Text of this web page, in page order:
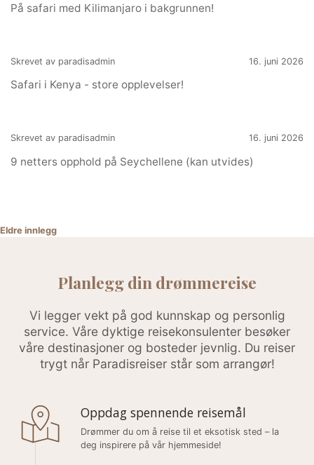
På safari med Kilimanjaro i bakgrunnen!
Skrevet av paradisadmin 16. juni 2026
Safari i Kenya - store opplevelser!
Skrevet av paradisadmin 16. juni 2026
9 netters opphold på Seychellene (kan utvides)
Innleggnavigasjon
Eldre innlegg
Planlegg din drømmereise
Vi legger vekt på god kunnskap og personlig
service. Våre dyktige reisekonsulenter besøker
våre destinasjoner og bosteder jevnlig. Du reiser
trygt når Paradisreiser står som arrangør!
Oppdag spennende reisemål
Drømmer du om å reise til et eksotisk sted – la
deg inspirere på vår hjemmeside!